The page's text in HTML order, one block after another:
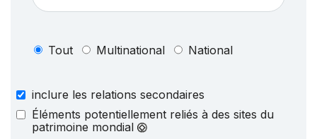
Tout Multinational National
inclure les relations secondaires
Éléments potentiellement reliés à des sites du
patrimoine mondial